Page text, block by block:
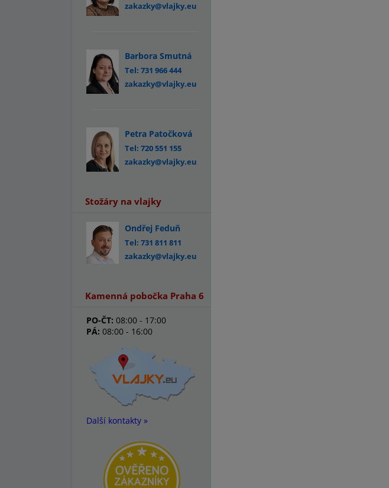
zakazky@vlajky.eu
Barbora Smutná
Tel: 731 966 444
zakazky@vlajky.eu
Petra Patočková
Tel: 720 551 155
zakazky@vlajky.eu
Stožáry na vlajky
Ondřej Feduň
Tel: 731 811 811
zakazky@vlajky.eu
Kamenná pobočka Praha 6
PO-ČT: 08:00 - 17:00
PÁ: 08:00 - 16:00
Další kontakty »